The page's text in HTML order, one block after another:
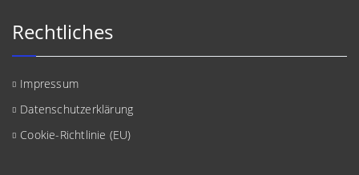
Rechtliches
Impressum
Datenschutzerklärung
Cookie-Richtlinie (EU)